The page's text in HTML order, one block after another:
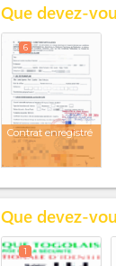
Que devez-
Contrat enregistré
6
Que devez-
1